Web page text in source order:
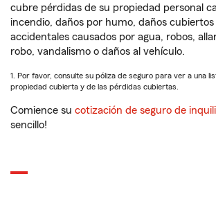
cubre pérdidas de su propiedad personal
incendio, daños por humo, daños
accidentales causados por agua, robos,
robo, vandalismo o daños al vehículo.
1. Por favor, consulte su póliza de seguro para ver a una
propiedad cubierta y de las pérdidas cubiertas.
Comience su cotización de seguro de
sencillo!